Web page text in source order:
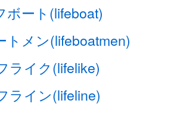
ボート(lifeboat)
トメン(lifeboatmen)
ライク(lifelike)
ライン(lifeline)